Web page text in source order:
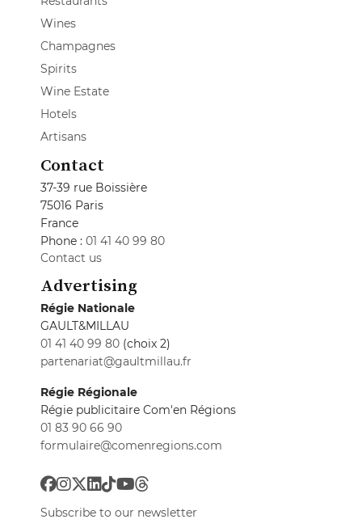
Wines
Champagnes
Spirits
Wine Estate
Hotels
Artisans
Contact
37-39 rue Boissière
75016 Paris
France
Phone : 01 41 40 99 80
Contact us
Advertising
Régie Nationale
GAULT&MILLAU
01 41 40 99 80 (choix 2)
partenariat@gaultmillau.fr
Régie Régionale
Régie publicitaire Com'en Régions
01 83 90 66 90
formulaire@comenregions.com
Subscribe to our newsletter